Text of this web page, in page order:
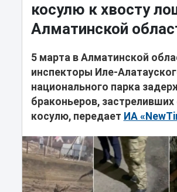
косулю к хвосту
Алматинской
5 марта в Алматинской
инспекторы Иле-
национального парка
браконьеров,
косулю, передает ИА